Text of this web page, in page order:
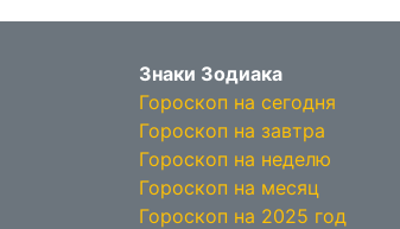
Знаки Зодиака
Гороскоп на сегодня
Гороскоп на завтра
Гороскоп на неделю
Гороскоп на месяц
Гороскоп на 2025 год